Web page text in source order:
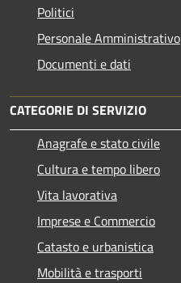
Politici
Personale Amministrativo
Documenti e dati
CATEGORIE DI SERVIZIO
Anagrafe e stato civile
Cultura e tempo libero
Vita lavorativa
Imprese e Commercio
Catasto e urbanistica
Mobilità e trasporti